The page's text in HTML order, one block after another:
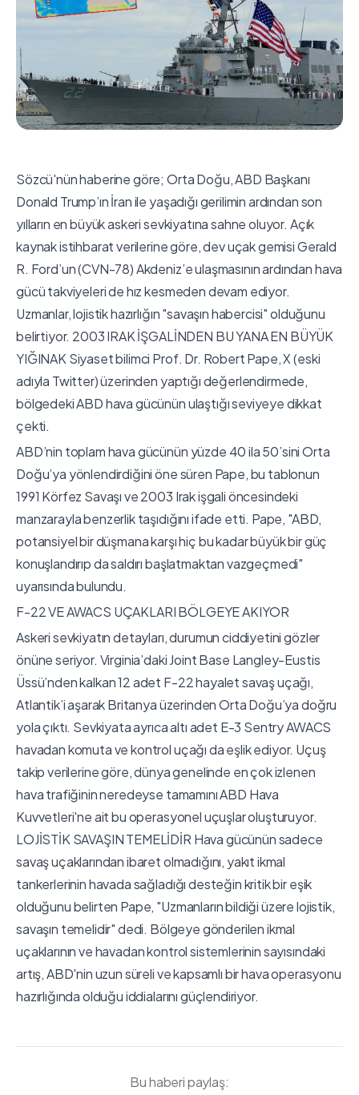
Sözcü'nün haberine göre; Orta Doğu, ABD Başkanı
Donald Trump’ın İran ile yaşadığı gerilimin ardından son
yılların en büyük askeri sevkiyatına sahne oluyor. Açık
kaynak istihbarat verilerine göre, dev uçak gemisi Gerald
R. Ford’un (CVN-78) Akdeniz’e ulaşmasının ardından hava
gücü takviyeleri de hız kesmeden devam ediyor.
Uzmanlar, lojistik hazırlığın "savaşın habercisi" olduğunu
belirtiyor. 2003 IRAK İŞGALİNDEN BU YANA EN BÜYÜK
YIĞINAK Siyaset bilimci Prof. Dr. Robert Pape, X (eski
adıyla Twitter) üzerinden yaptığı değerlendirmede,
bölgedeki ABD hava gücünün ulaştığı seviyeye dikkat
çekti.
ABD’nin toplam hava gücünün yüzde 40 ila 50’sini Orta
Doğu’ya yönlendirdiğini öne süren Pape, bu tablonun
1991 Körfez Savaşı ve 2003 Irak işgali öncesindeki
manzarayla benzerlik taşıdığını ifade etti. Pape, "ABD,
potansiyel bir düşmana karşı hiç bu kadar büyük bir güç
konuşlandırıp da saldırı başlatmaktan vazgeçmedi"
uyarısında bulundu.
F-22 VE AWACS UÇAKLARI BÖLGEYE AKIYOR
Askeri sevkiyatın detayları, durumun ciddiyetini gözler
önüne seriyor. Virginia’daki Joint Base Langley-Eustis
Üssü’nden kalkan 12 adet F-22 hayalet savaş uçağı,
Atlantik’i aşarak Britanya üzerinden Orta Doğu’ya doğru
yola çıktı. Sevkiyata ayrıca altı adet E-3 Sentry AWACS
havadan komuta ve kontrol uçağı da eşlik ediyor. Uçuş
takip verilerine göre, dünya genelinde en çok izlenen
hava trafiğinin neredeyse tamamını ABD Hava
Kuvvetleri'ne ait bu operasyonel uçuşlar oluşturuyor.
LOJİSTİK SAVAŞIN TEMELİDİR Hava gücünün sadece
savaş uçaklarından ibaret olmadığını, yakıt ikmal
tankerlerinin havada sağladığı desteğin kritik bir eşik
olduğunu belirten Pape, "Uzmanların bildiği üzere lojistik,
savaşın temelidir" dedi. Bölgeye gönderilen ikmal
uçaklarının ve havadan kontrol sistemlerinin sayısındaki
artış, ABD'nin uzun süreli ve kapsamlı bir hava operasyonu
hazırlığında olduğu iddialarını güçlendiriyor.
Bu haberi paylaş: